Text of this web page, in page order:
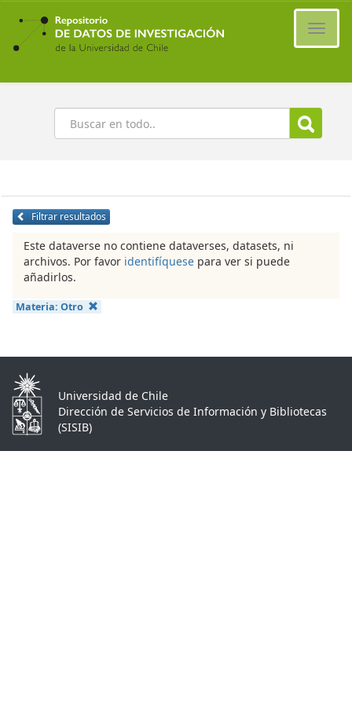
Ir
contenido
principal
Buscar
Filtrar resultados
Este dataverse no contiene dataverses, datasets, ni
archivos. Por favor identifíquese para ver si puede
añadirlos.
Materia: Otro
Universidad de Chile
Dirección de Servicios de Información y Bibliotecas
(SISIB)